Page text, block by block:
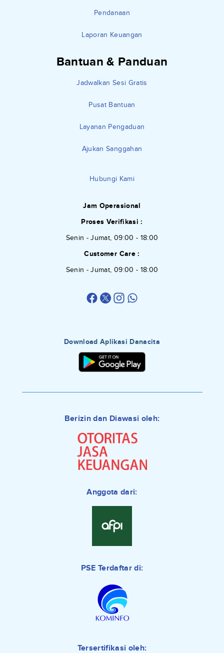
Pendanaan
Laporan Keuangan
Bantuan & Panduan
Jadwalkan Sesi Gratis
Pusat Bantuan
Layanan Pengaduan
Ajukan Sanggahan
Hubungi Kami
Jam Operasional
Proses Verifikasi :
Senin - Jumat, 09:00 - 18:00
Customer Care :
Senin - Jumat, 09:00 - 18:00
Download Aplikasi Danacita
Berizin dan Diawasi oleh:
Anggota dari:
PSE Terdaftar di:
Tersertifikasi oleh: